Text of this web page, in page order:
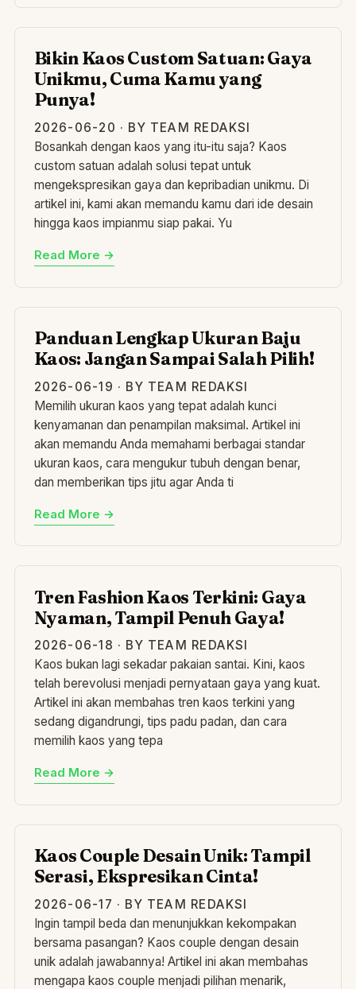
BI
Bikin Kaos Custom Satuan: Gaya
Unikmu, Cuma Kamu yang
Punya!
2026-06-20 · BY TEAM REDAKSI
Bosankah dengan kaos yang itu-itu saja? Kaos
custom satuan adalah solusi tepat untuk
mengekspresikan gaya dan kepribadian unikmu. Di
artikel ini, kami akan memandu kamu dari ide desain
hingga kaos impianmu siap pakai. Yu
Read More →
PA
Panduan Lengkap Ukuran Baju
Kaos: Jangan Sampai Salah Pilih!
2026-06-19 · BY TEAM REDAKSI
Memilih ukuran kaos yang tepat adalah kunci
kenyamanan dan penampilan maksimal. Artikel ini
akan memandu Anda memahami berbagai standar
ukuran kaos, cara mengukur tubuh dengan benar,
dan memberikan tips jitu agar Anda ti
Read More →
TR
Tren Fashion Kaos Terkini: Gaya
Nyaman, Tampil Penuh Gaya!
2026-06-18 · BY TEAM REDAKSI
Kaos bukan lagi sekadar pakaian santai. Kini, kaos
telah berevolusi menjadi pernyataan gaya yang kuat.
Artikel ini akan membahas tren kaos terkini yang
sedang digandrungi, tips padu padan, dan cara
memilih kaos yang tepa
Read More →
KA
Kaos Couple Desain Unik: Tampil
Serasi, Ekspresikan Cinta!
2026-06-17 · BY TEAM REDAKSI
Ingin tampil beda dan menunjukkan kekompakan
bersama pasangan? Kaos couple dengan desain
unik adalah jawabannya! Artikel ini akan membahas
mengapa kaos couple menjadi pilihan menarik,